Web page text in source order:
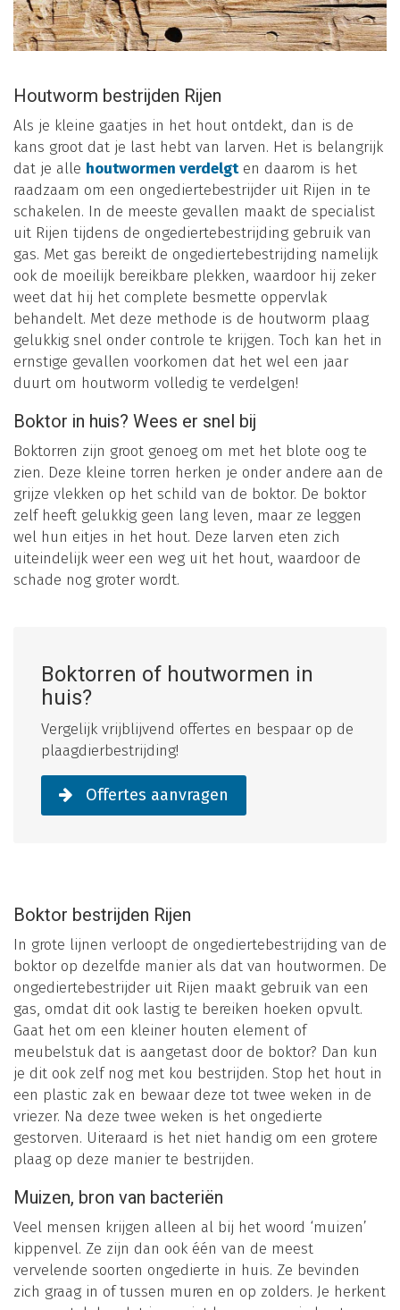
Houtworm bestrijden Rijen
Als je kleine gaatjes in het hout ontdekt, dan is de
kans groot dat je last hebt van larven. Het is belangrijk
dat je alle houtwormen verdelgten daarom is het
raadzaam om een ongediertebestrijder uit Rijen in te
schakelen. In de meeste gevallen maakt de specialist
uit Rijen tijdens de ongediertebestrijding gebruik van
gas. Met gas bereikt de ongediertebestrijding namelijk
ook de moeilijk bereikbare plekken, waardoor hij zeker
weet dat hij het complete besmette oppervlak
behandelt. Met deze methode is de houtworm plaag
gelukkig snel onder controle te krijgen. Toch kan het in
ernstige gevallen voorkomen dat het wel een jaar
duurt om houtworm volledig te verdelgen!
Boktor in huis? Wees er snel bij
Boktorren zijn groot genoeg om met het blote oog te
zien. Deze kleine torren herken je onder andere aan de
grijze vlekken op het schild van de boktor. De boktor
zelf heeft gelukkig geen lang leven, maar ze leggen
wel hun eitjes in het hout. Deze larven eten zich
uiteindelijk weer een weg uit het hout, waardoor de
schade nog groter wordt.
Boktorren of houtwormen in
huis?
Vergelijk vrijblijvend offertes en bespaar op de
plaagdierbestrijding!
Offertes aanvragen
Boktor bestrijden Rijen
In grote lijnen verloopt de ongediertebestrijding van de
boktor op dezelfde manier als dat van houtwormen. De
ongediertebestrijder uit Rijen maakt gebruik van een
gas, omdat dit ook lastig te bereiken hoeken opvult.
Gaat het om een kleiner houten element of
meubelstuk dat is aangetast door de boktor? Dan kun
je dit ook zelf nog met kou bestrijden. Stop het hout in
een plastic zak en bewaar deze tot twee weken in de
vriezer. Na deze twee weken is het ongedierte
gestorven. Uiteraard is het niet handig om een grotere
plaag op deze manier te bestrijden.
Muizen, bron van bacteriën
Veel mensen krijgen alleen al bij het woord ‘muizen’
kippenvel. Ze zijn dan ook één van de meest
vervelende soorten ongedierte in huis. Ze bevinden
zich graag in of tussen muren en op zolders. Je herkent